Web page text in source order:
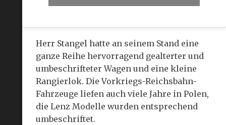
Herr Stangel hatte an seinem Stand eine
ganze Reihe hervorragend gealterter und
umbeschrifteter Wagen und eine kleine
Rangierlok. Die Vorkriegs-Reichsbahn-
Fahrzeuge liefen auch viele Jahre in Polen,
die Lenz Modelle wurden entsprechend
umbeschriftet.